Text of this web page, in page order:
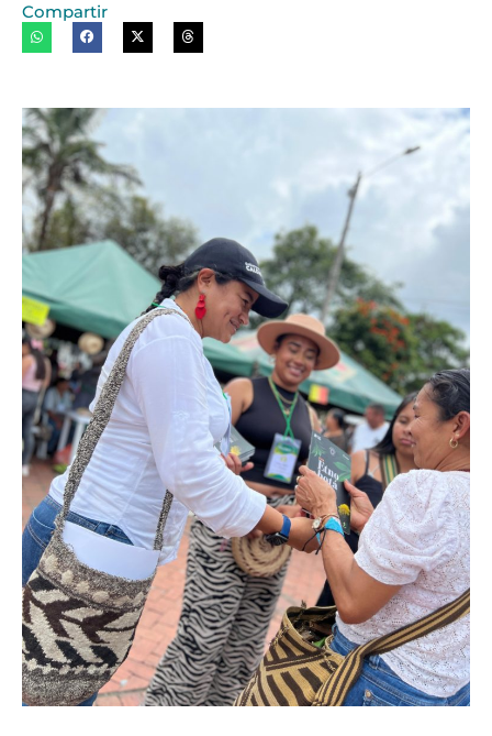
Compartir